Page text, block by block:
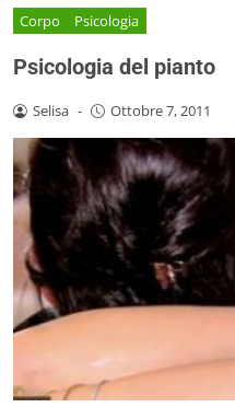
Corpo Psicologia
Psicologia del pianto
Selisa - Ottobre 7, 2011